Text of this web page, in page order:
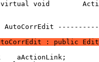
AutoCorrEdit
: public Edit